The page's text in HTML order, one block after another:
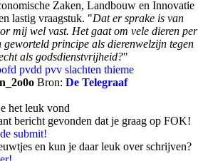
Zaken, Landbouw en Innovatie
lastig vraagstuk. "Dat er sprake is van
mij wel vast. Het gaat om vele dieren per
geworteld principe als dierenwelzijn tegen
als godsdienstvrijheid?"
pvdd pvv slachten thieme
Bron: De Telegraaf
het leuk vond
bericht gevonden dat je graag op FOK!
submit!
en kun je daar leuk over schrijven?